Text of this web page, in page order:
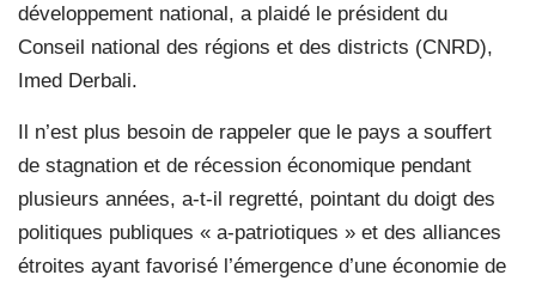
développement national, a plaidé le président du
Conseil national des régions et des districts (CNRD),
Imed Derbali.
Il n’est plus besoin de rappeler que le pays a souffert
de stagnation et de récession économique pendant
plusieurs années, a-t-il regretté, pointant du doigt des
politiques publiques « a-patriotiques » et des alliances
étroites ayant favorisé l’émergence d’une économie de